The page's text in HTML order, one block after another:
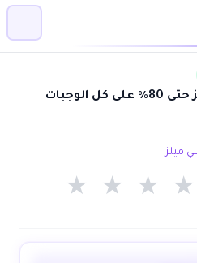
كود خصم ديلي ميلز حتى 80٪ على كل الوجبات
★ ★ ★ ★